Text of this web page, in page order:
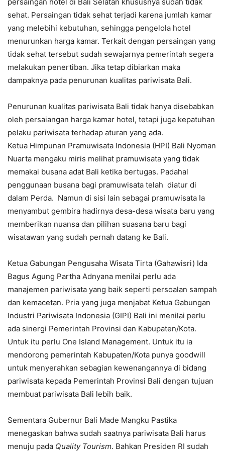
persaingan hotel di Bali Selatan khususnya sudah tidak
sehat. Persaingan tidak sehat terjadi karena jumlah kamar
yang melebihi kebutuhan, sehingga pengelola hotel
menurunkan harga kamar. Terkait dengan persaingan yang
tidak sehat tersebut sudah sewajarnya pemerintah segera
melakukan penertiban. Jika tetap dibiarkan maka
dampaknya pada penurunan kualitas pariwisata Bali.
Penurunan kualitas pariwisata Bali tidak hanya disebabkan
oleh persaiangan harga kamar hotel, tetapi juga kepatuhan
pelaku pariwisata terhadap aturan yang ada.
Ketua Himpunan Pramuwisata Indonesia (HPI) Bali Nyoman
Nuarta mengaku miris melihat pramuwisata yang tidak
memakai busana adat Bali ketika bertugas. Padahal
penggunaan busana bagi pramuwisata telah diatur di
dalam Perda. Namun di sisi lain sebagai pramuwisata Ia
menyambut gembira hadirnya desa-desa wisata baru yang
memberikan nuansa dan pilihan suasana baru bagi
wisatawan yang sudah pernah datang ke Bali.
Ketua Gabungan Pengusaha Wisata Tirta (Gahawisri) Ida
Bagus Agung Partha Adnyana menilai perlu ada
manajemen pariwisata yang baik seperti persoalan sampah
dan kemacetan. Pria yang juga menjabat Ketua Gabungan
Industri Pariwisata Indonesia (GIPI) Bali ini menilai perlu
ada sinergi Pemerintah Provinsi dan Kabupaten/Kota.
Untuk itu perlu One Island Management. Untuk itu ia
mendorong pemerintah Kabupaten/Kota punya goodwill
untuk menyerahkan sebagian kewenangannya di bidang
pariwisata kepada Pemerintah Provinsi Bali dengan tujuan
membuat pariwisata Bali lebih baik.
Sementara Gubernur Bali Made Mangku Pastika
menegaskan bahwa sudah saatnya pariwisata Bali harus
menuju pada Quality Tourism. Bahkan Presiden RI sudah